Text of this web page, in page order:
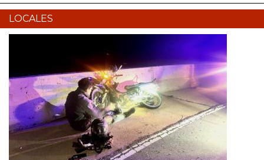
LOCALES